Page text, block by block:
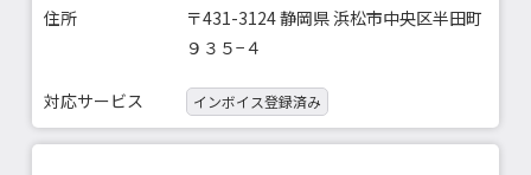
住所
〒431-3124 静岡県 浜松市中央区半田町
９３５−４
対応サービス インボイス登録済み